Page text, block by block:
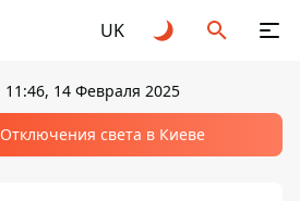
UK
11:46, 14 Февраля 2025
Отключения света в Киеве